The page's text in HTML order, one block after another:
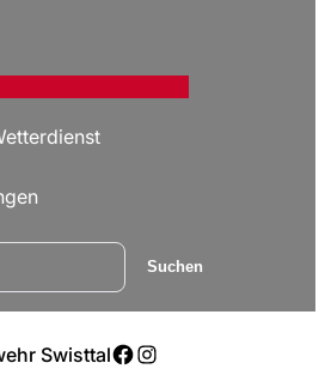
Suchen
SwisttalFacebook
Instagram